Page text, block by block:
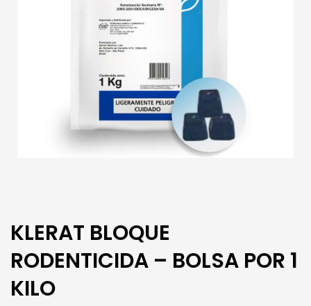
KLERAT BLOQUE
RODENTICIDA – BOLSA POR 1
KILO